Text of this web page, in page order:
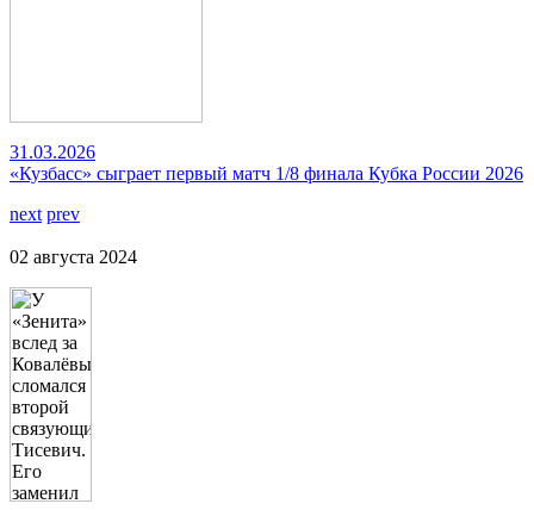
31.03.2026
«Кузбасс» сыграет первый матч 1/8 финала Кубка России 2026
next prev
02 августа 2024